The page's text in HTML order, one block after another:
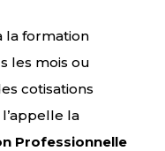
la formation
les mois ou
cotisations
la
Professionnelle